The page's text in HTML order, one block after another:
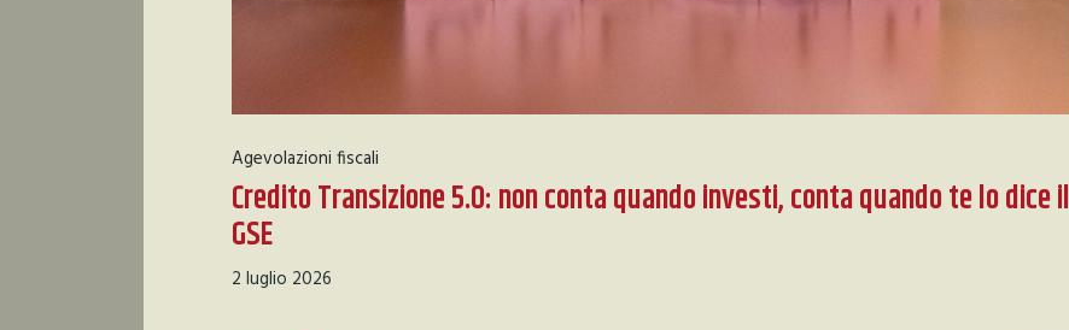
Agevolazioni fiscali
Credito Transizione 5.0: non conta quando investi, conta quando te lo dice il
GSE
2 luglio 2026